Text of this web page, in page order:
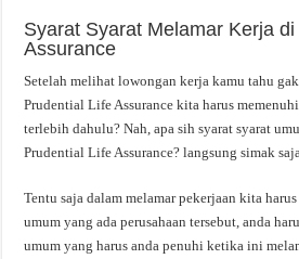
Syarat Syarat Melamar Kerja
Assurance
Setelah melihat lowongan kerja kamu tahu
Prudential Life Assurance kita harus
terlebih dahulu? Nah, apa sih syarat syarat
Prudential Life Assurance? langsung simak
Tentu saja dalam melamar pekerjaan kita
umum yang ada perusahaan tersebut, anda
umum yang harus anda penuhi ketika ini